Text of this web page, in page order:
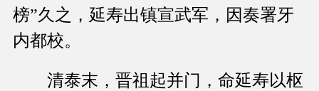
榜”久之，延寿出镇宣武军，因奏署牙
内都校。
清泰末，晋祖起并门，命延寿以枢